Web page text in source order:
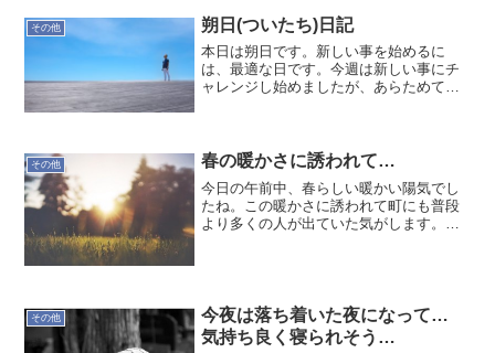
その他 朔日(ついたち)日記
本日は朔日です。新しい事を始めるに
は、最適な日です。今週は新しい事にチ
ャレンジし始めましたが、あらためてス
その他 春の暖かさに誘われて…
今日の午前中、春らしい暖かい陽気でし
たね。この暖かさに誘われて町にも普段
より多くの人が出ていた気がします。立
その他
今夜は落ち着いた夜になって…
気持ち良く寝られそう…